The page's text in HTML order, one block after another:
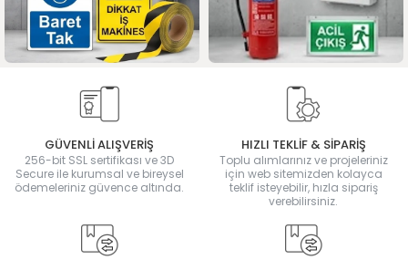
GÜVENLİ ALIŞVERİŞ
256-bit SSL sertifikası ve 3D
Secure ile kurumsal ve bireysel
ödemeleriniz güvence altında.
HIZLI TEKLİF & SİPARİŞ
Toplu alımlarınız ve projeleriniz
için web sitemizden kolayca
teklif isteyebilir, hızla sipariş
verebilirsiniz.